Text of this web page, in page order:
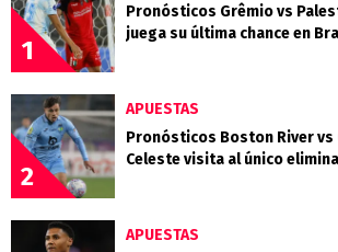
1
Pronósticos Grêmio vs
juega su última chance en
2
APUESTAS
Pronósticos Boston River vs
Celeste visita al único
APUESTAS